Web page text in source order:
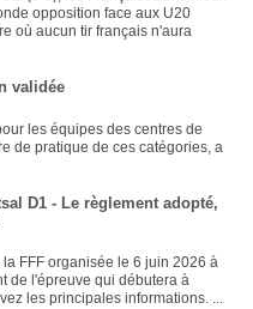
opposition face aux U20
où aucun tir français n'aura
validée
les équipes des centres de
de pratique de ces catégories, a
D1 - Le règlement adopté,
FFF organisée le 6 juin 2026 à
de l'épreuve qui débutera à
les principales informations. ...